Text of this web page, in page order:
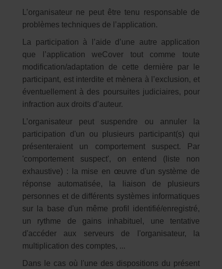
L’organisateur ne peut être tenu responsable de
problèmes techniques de l’application.
La participation à l’aide d’une autre application
que l’application weCover tout comme toute
modification/adaptation de cette dernière par le
participant, est interdite et mènera à l’exclusion, et
éventuellement à des poursuites judiciaires, pour
infraction aux droits d’auteur.
L’organisateur peut suspendre ou annuler la
participation d'un ou plusieurs participant(s) qui
présenteraient un comportement suspect. Par
'comportement suspect', on entend (liste non
exhaustive) : la mise en œuvre d'un système de
réponse automatisée, la liaison de plusieurs
personnes et de différents systèmes informatiques
sur la base d'un même profil identifié/enregistré,
un rythme de gains inhabituel, une tentative
d'accéder aux serveurs de l'organisateur, la
multiplication des comptes, ...
Dans le cas où l'une des dispositions du présent